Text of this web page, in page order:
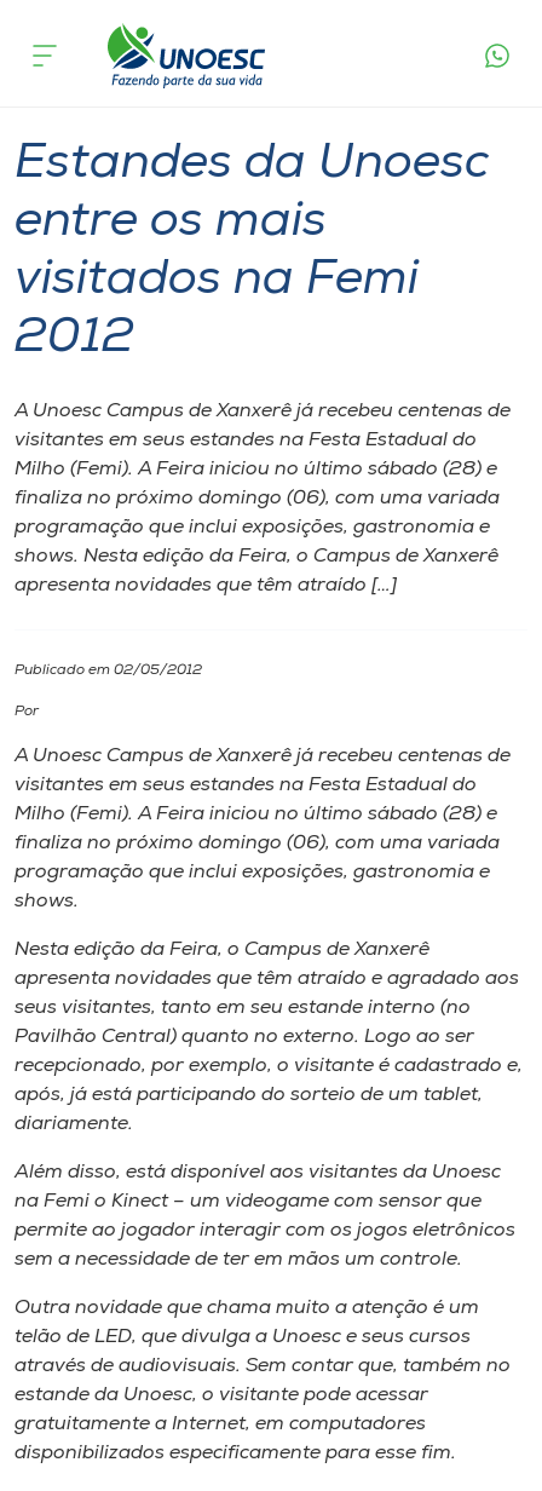
Cursos
Pesquisa
Atendimento ao Estudante
Portal de Ensino
A
Unoesc
Internacionalização
I.nova
Diplomados
CPA
Biblioteca
Editora
Rádio
Museu
Unoesc
Store
Selecione
o idioma
A+
acontece
Estandes da Unoesc
entre os mais
visitados na Femi
2012
A Unoesc Campus de Xanxerê já recebeu centenas de
visitantes em seus estandes na Festa Estadual do
Milho (Femi). A Feira iniciou no último sábado (28) e
finaliza no próximo domingo (06), com uma variada
programação que inclui exposições, gastronomia e
shows. Nesta edição da Feira, o Campus de Xanxerê
apresenta novidades que têm atraído […]
Publicado em 02/05/2012
Por
A Unoesc Campus de Xanxerê já recebeu centenas de
visitantes em seus estandes na Festa Estadual do
Milho (Femi). A Feira iniciou no último sábado (28) e
finaliza no próximo domingo (06), com uma variada
programação que inclui exposições, gastronomia e
shows.
Nesta edição da Feira, o Campus de Xanxerê
apresenta novidades que têm atraído e agradado aos
seus visitantes, tanto em seu estande interno (no
Pavilhão Central) quanto no externo. Logo ao ser
recepcionado, por exemplo, o visitante é cadastrado e,
após, já está participando do sorteio de um tablet,
diariamente.
Além disso, está disponível aos visitantes da Unoesc
na Femi o Kinect – um videogame com sensor que
permite ao jogador interagir com os jogos eletrônicos
sem a necessidade de ter em mãos um controle.
Outra novidade que chama muito a atenção é um
telão de LED, que divulga a Unoesc e seus cursos
através de audiovisuais. Sem contar que, também no
estande da Unoesc, o visitante pode acessar
gratuitamente a Internet, em computadores
disponibilizados especificamente para esse fim.